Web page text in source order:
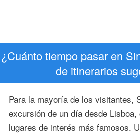
¿Cuánto tiempo pasar en
de itinerarios
Para la mayoría de los visitantes,
excursión de un día desde Lisboa,
lugares de interés más famosos.